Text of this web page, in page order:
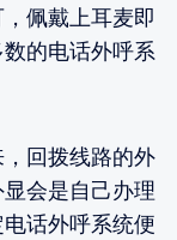
佩戴上耳麦即
的电话外呼系
回拨线路的外
会是自己办理
话外呼系统便